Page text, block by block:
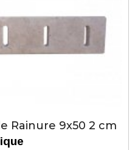
Rainure 9x50 2 cm